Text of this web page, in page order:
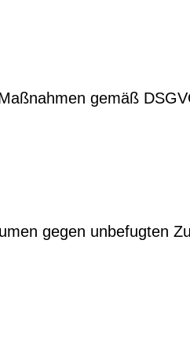
gemäß
gegen unbefugten